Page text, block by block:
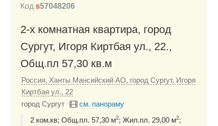
Код s57048206
2-х комнатная квартира, город
Сургут, Игоря Киртбая ул., 22.,
Общ.пл 57,30 кв.м
Россия, Ханты Мансийский АО, город Сургут, Игоря
Киртбая ул., 22
город Сургут
см. панораму
2 ком.кв; Общ.пл. 57,30 м2; Жил.пл. 29,00 м2;